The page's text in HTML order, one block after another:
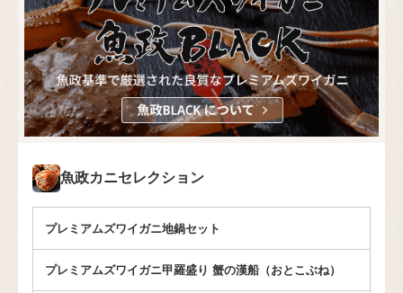
魚政カニセレクション
プレミアムズワイガニ地鍋セット
プレミアムズワイガニ甲羅盛り 蟹の漢船（おとこぶね）